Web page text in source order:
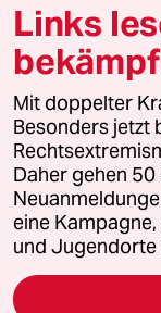
© 2026 taz
Alle Rechte
wenden Sie sich bitte
Feedback
Leitlinie
Seitenwende
Links
Mit doppelter
Besonders jetzt
Daher gehen
eine
und Jugendorte